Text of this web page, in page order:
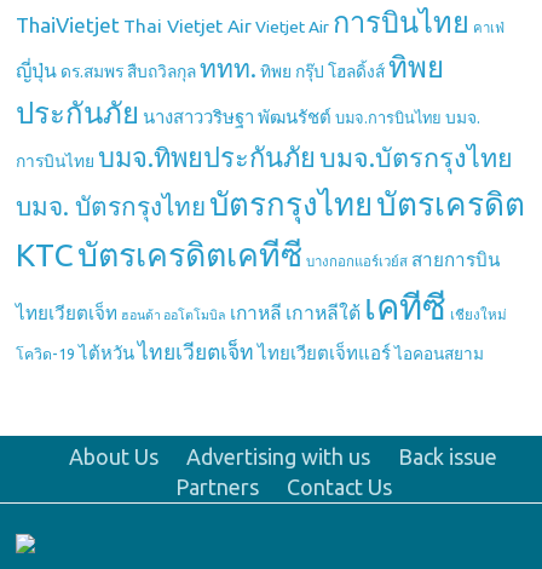
ThaiVietjet Thai Vietjet Air Vietjet Air การบินไทย คาเฟ่
ญี่ปุ่น ดร.สมพร สืบถวิลกุล ททท. ทิพย กรุ๊ป โฮลดิ้งส์ ทิพย
ประกันภัย นางสาววริษฐา พัฒนรัชต์ บมจ.การบินไทย บมจ.
การบินไทย บมจ.ทิพยประกันภัย บมจ.บัตรกรุงไทย
บมจ. บัตรกรุงไทย บัตรกรุงไทย บัตรเครดิต
KTCบัตรเครดิตเคทีซี บางกอกแอร์เวย์ส สายการบิน
ไทยเวียตเจ็ท ฮอนด้า ออโตโมบิล เกาหลี เกาหลีใต้ เคทีซี เชียงใหม่
โควิด-19 ไต้หวัน ไทยเวียตเจ็ท ไทยเวียตเจ็ทแอร์ ไอคอนสยาม
About Us Advertising with us
Back issue
Partners
Contact Us